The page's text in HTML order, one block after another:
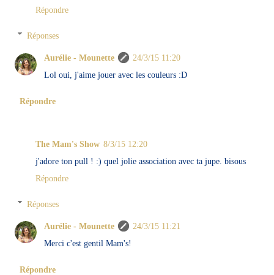
Répondre
Réponses
Aurélie - Mounette
24/3/15 11:20
Lol oui, j'aime jouer avec les couleurs :D
Répondre
The Mam's Show 8/3/15 12:20
j'adore ton pull ! :) quel jolie association avec ta jupe. bisous
Répondre
Réponses
Aurélie - Mounette
24/3/15 11:21
Merci c'est gentil Mam's!
Répondre